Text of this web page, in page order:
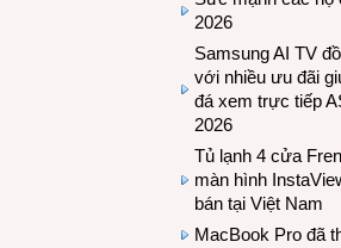
2026
Samsung AI TV
với nhiều ưu đãi
đá xem trực tiếp
2026
Tủ lạnh 4 cửa
màn hình
bán tại Việt Nam
MacBook Pro đã